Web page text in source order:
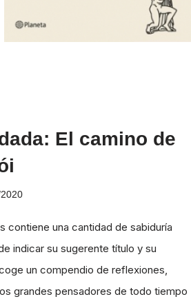
El camino de
contiene una cantidad de sabiduría
indicar su sugerente título y su
un compendio de reflexiones,
grandes pensadores de todo tiempo